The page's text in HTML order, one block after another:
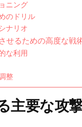
ニング
のドリル
ナリオ
せるための高度な戦
な利用
整
主要な攻